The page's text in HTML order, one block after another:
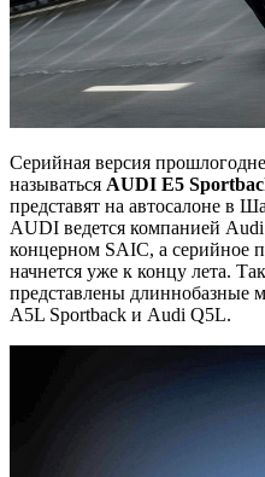
Серийная версия
называться AUDI E5
представят на автосалоне в
AUDI ведется компанией
концерном SAIC, а серийное
начнется уже к концу лета.
представлены длиннобазные
A5L Sportback и Audi Q5L.